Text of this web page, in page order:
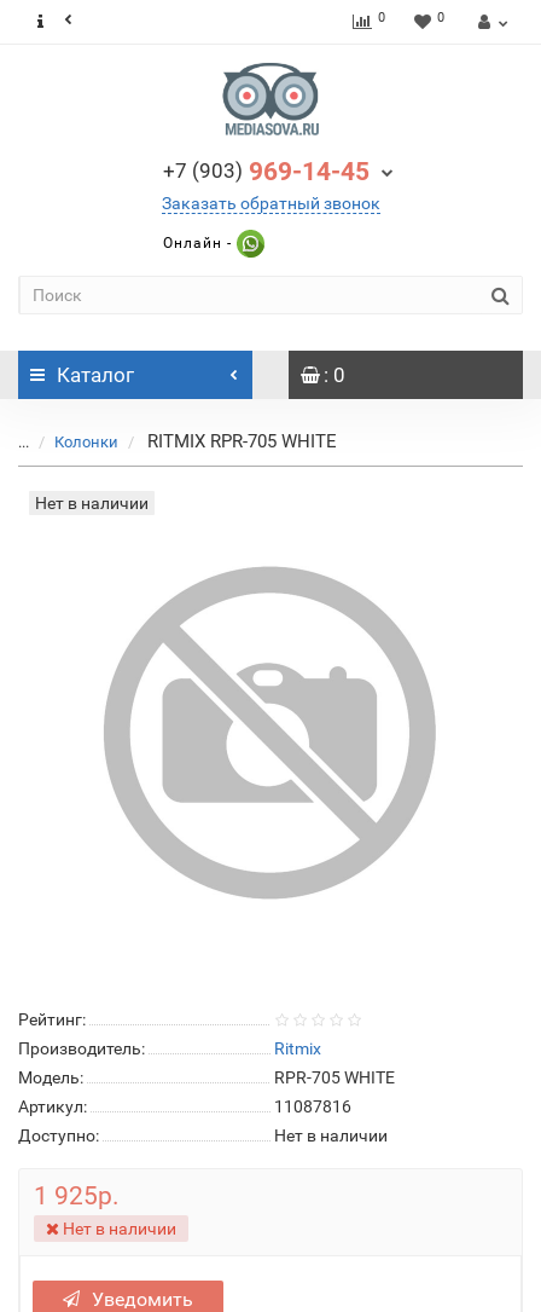
0 0
+7 (903) 969-14-45
Заказать обратный звонок
Онлайн -
Каталог : 0
... Колонки RITMIX RPR-705 WHITE
Нет в наличии
Рейтинг:
Производитель:
Ritmix
Модель:
RPR-705 WHITE
Артикул:
11087816
Доступно:
Нет в наличии
1 925р.
Нет в наличии
Уведомить